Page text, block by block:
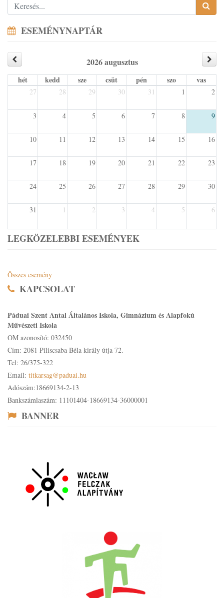
ESEMÉNYNAPTÁR
2026 augusztus
hét kedd sze csüt pén szo vas
27 28 29 30 31 1 2
3 4 5 6 7 8 9
10 11 12 13 14 15 16
17 18 19 20 21 22 23
24 25 26 27 28 29 30
31 1 2 3 4 5 6
LEGKÖZELEBBI ESEMÉNYEK
Összes esemény
KAPCSOLAT
Páduai Szent Antal Általános Iskola, Gimnázium és Alapfokú
Művészeti Iskola
OM azonosító: 032450
Cím: 2081 Piliscsaba Béla király útja 72.
Tel: 26/375-322
Email: titkarsag@paduai.hu
Adószám:18669134-2-13
Bankszámlaszám: 11101404-18669134-36000001
BANNER